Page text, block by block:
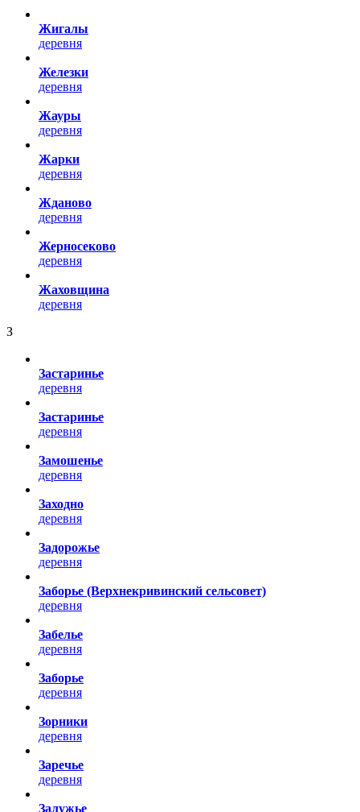
Жигалы
деревня
Железки
деревня
Жауры
деревня
Жарки
деревня
Жданово
деревня
Жерносеково
деревня
Жаховщина
деревня
З
Застаринье
деревня
Застаринье
деревня
Замошенье
деревня
Заходно
деревня
Задорожье
деревня
Заборье (Верхнекривинский сельсовет)
деревня
Забелье
деревня
Заборье
деревня
Зорники
деревня
Заречье
деревня
Залужье